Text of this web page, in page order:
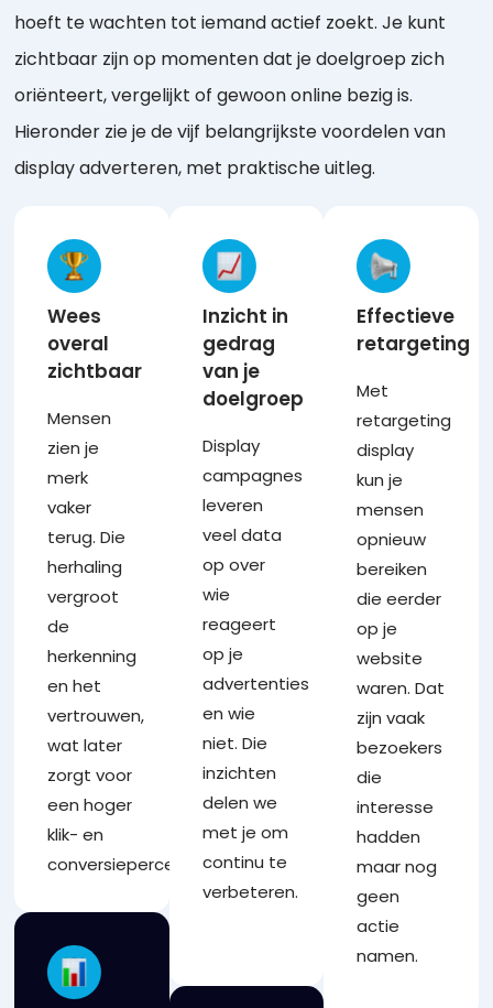
hoeft te wachten tot iemand actief zoekt. Je kunt
zichtbaar zijn op momenten dat je doelgroep zich
oriënteert, vergelijkt of gewoon online bezig is.
Hieronder zie je de vijf belangrijkste voordelen van
display adverteren, met praktische uitleg.
Wees
overal
zichtbaar
Mensen
zien je
merk
vaker
terug. Die
herhaling
vergroot
de
herkenning
en het
vertrouwen,
wat later
zorgt voor
een hoger
klik- en
conversiepercentage
Inzicht in
gedrag
van je
doelgroep
Display
campagnes
leveren
veel data
op over
wie
reageert
op je
advertenties
en wie
niet. Die
inzichten
delen we
met je om
continu te
verbeteren.
Effectieve
retargeting
Met
retargeting
display
kun je
mensen
opnieuw
bereiken
die eerder
op je
website
waren. Dat
zijn vaak
bezoekers
die
interesse
hadden
maar nog
geen
actie
namen.